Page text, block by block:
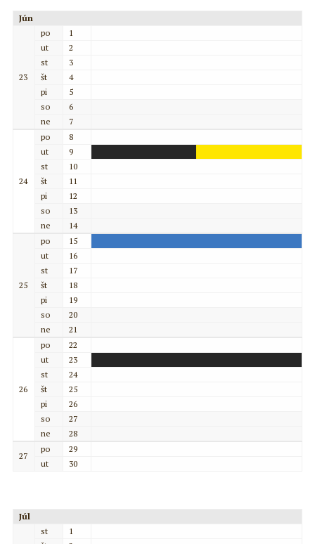
Jún
23
po
1
ut
2
st
3
št
4
pi
5
so
6
ne
7
24
po
8
ut
9
st
10
št
11
pi
12
so
13
ne
14
25
po
15
ut
16
st
17
št
18
pi
19
so
20
ne
21
26
po
22
ut
23
st
24
št
25
pi
26
so
27
ne
28
27
po
29
ut
30
Júl
st
1